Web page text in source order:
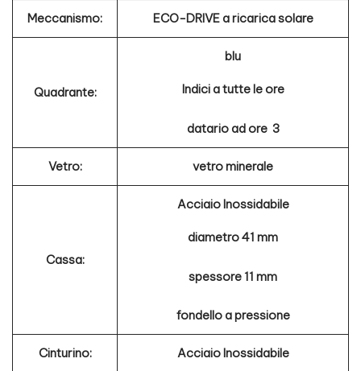
Meccanismo: ECO-DRIVE a ricarica solare
Quadrante:
blu
Indici a tutte le ore
datario ad ore 3
Vetro: vetro minerale
Cassa:
Acciaio Inossidabile
diametro 41 mm
spessore 11 mm
fondello a pressione
Cinturino: Acciaio Inossidabile